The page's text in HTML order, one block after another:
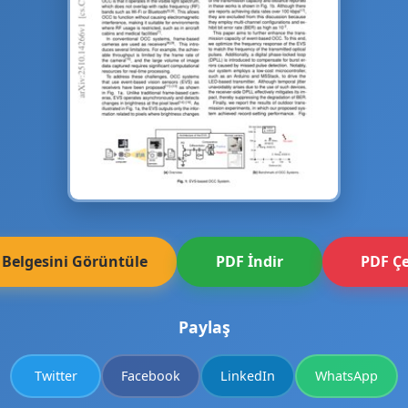
Belgesini Görüntüle PDF İndir PDF
Paylaş
Twitter Facebook LinkedIn WhatsApp